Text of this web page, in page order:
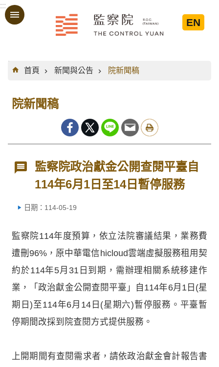
跳到主要內容區塊
:::
EN
:::
首頁
新聞與公告 院新聞稿
院新聞稿
監察院政治獻金公開查閱平臺自
114年6月1日至14日暫停服務
日期：114-05-19
監察院114年度預算，依立法院審議結果，業務費
遭刪96%，原中華電信hicloud雲端虛擬服務租用契
約於114年5月31日到期，需辦理相關系統移建作
業，「政治獻金公開查閱平臺」自114年6月1日(星
期日)至114年6月14日(星期六)暫停服務。平臺暫
停期間改採到院查閱方式提供服務。
上開期間有查閱需求者，請依政治獻金會計報告書